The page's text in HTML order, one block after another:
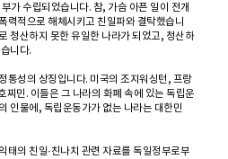
가 수립되었습니다. 참, 가슴 아픈 일이 전개
력적으로 해체시키고 친일파와 결탁했습니
청산하지 못한 유일한 나라가 되었고, 청산하
니다.
통성의 상징입니다. 미국의 조지워싱턴, 프랑
찌민. 이들은 그 나라의 화폐 속에 있는 독립운
인물에, 독립운동가가 없는 나라는 대한민
태의 친일·친나치 관련 자료를 독일정부로부